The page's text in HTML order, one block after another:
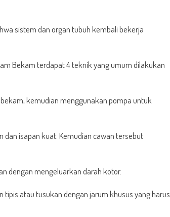
sistem dan organ tubuh kembali bekerja
Bekam terdapat 4 teknik yang umum dilakukan
kemudian menggunakan pompa untuk
dan isapan kuat. Kemudian cawan tersebut
dengan mengeluarkan darah kotor.
atau tusukan dengan jarum khusus yang harus